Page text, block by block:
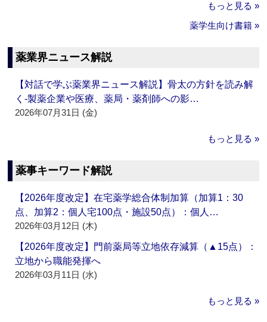
もっと見る »
薬学生向け書籍 »
薬業界ニュース解説
【対話で学ぶ薬業界ニュース解説】骨太の方針を読み解
く‐製薬企業や医療、薬局・薬剤師への影…
2026年07月31日 (金)
もっと見る »
薬事キーワード解説
【2026年度改定】在宅薬学総合体制加算（加算1：30
点、加算2：個人宅100点・施設50点）：個人…
2026年03月12日 (木)
【2026年度改定】門前薬局等立地依存減算（▲15点）：
立地から職能発揮へ
2026年03月11日 (水)
もっと見る »